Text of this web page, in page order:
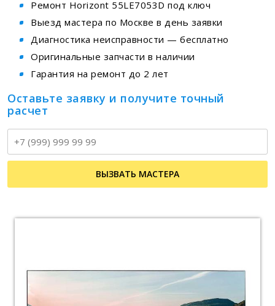
Ремонт Horizont 55LE7053D под ключ
Выезд мастера по Москве в день заявки
Диагностика неисправности — бесплатно
Оригинальные запчасти в наличии
Гарантия на ремонт до 2 лет
Оставьте заявку и получите точный
расчет
ВЫЗВАТЬ МАСТЕРА